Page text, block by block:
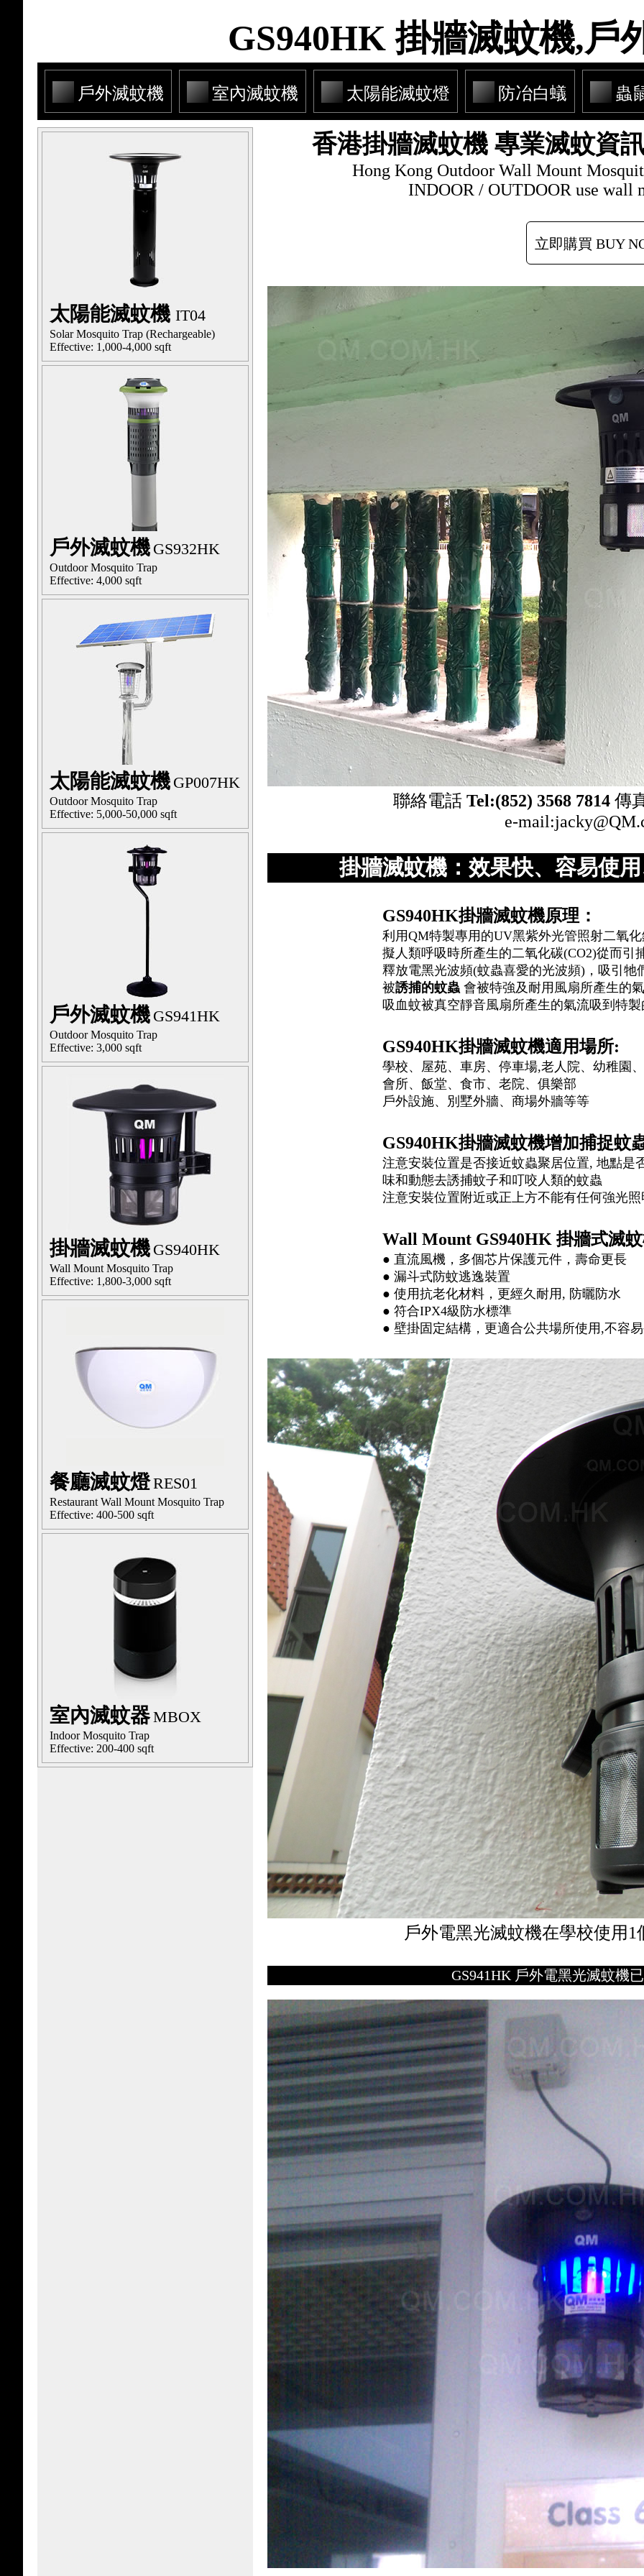
GS940HK 掛牆滅蚊機,戶
戶外滅蚊機 室內滅蚊機 太陽能滅蚊燈 防冶白蟻 蟲
太陽能滅蚊機 IT04
Solar Mosquito Trap (Rechargeable)
Effective: 1,000-4,000 sqft
戶外滅蚊機 GS932HK
Outdoor Mosquito Trap
Effective: 4,000 sqft
太陽能滅蚊機 GP007HK
Outdoor Mosquito Trap
Effective: 5,000-50,000 sqft
戶外滅蚊機 GS941HK
Outdoor Mosquito Trap
Effective: 3,000 sqft
掛牆滅蚊機 GS940HK
Wall Mount Mosquito Trap
Effective: 1,800-3,000 sqft
餐廳滅蚊燈RES01
Restaurant Wall Mount Mosquito Trap
Effective: 400-500 sqft
室內滅蚊器MBOX
Indoor Mosquito Trap
Effective: 200-400 sqft
香港掛牆滅蚊機 專業滅蚊資
Hong Kong Outdoor Wall Mount
INDOOR / OUTDOOR use wall
立即購買 BUY
聯絡電話 Tel:(852) 3568 7814傳
e-
掛牆滅蚊機：效果快、容易使
GS940HK掛牆滅蚊機原理：
利用QM特製專用的UV黑紫外光管照射二氧
擬人類呼吸時所產生的二氧化碳(CO2)從而引
釋放電黑光波頻(蚊蟲喜愛的光波頻)，吸引牠
被誘捕的蚊蟲 會被特強及耐用風扇所產生的
吸血蚊被真空靜音風扇所產生的氣流吸到特
GS940HK掛牆滅蚊機適用場所:
學校、屋苑、車房、停車場,老人院、幼稚園
會所、飯堂、食市、老院、俱樂部
戶外設施、別墅外牆、商場外牆等等
GS940HK掛牆滅蚊機增加捕捉蚊
注意安裝位置是否接近蚊蟲聚居位置, 地點是
味和動態去誘捕蚊子和叮咬人類的蚊蟲
注意安裝位置附近或正上方不能有任何強光照
Wall Mount GS940HK 掛牆式滅
● 直流風機，多個芯片保護元件，壽命更長
● 漏斗式防蚊逃逸裝置
● 使用抗老化材料，更經久耐用, 防曬防水
● 符合IPX4級防水標準
● 壁掛固定結構，更適合公共場所使用,不容
戶外電黑光滅蚊機在學校使用
GS941HK 戶外電黑光滅蚊機